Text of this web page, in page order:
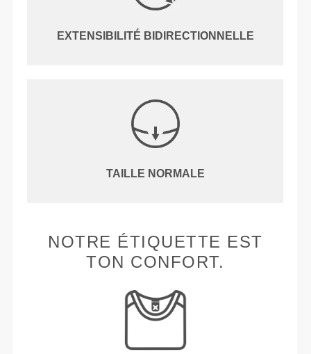
EXTENSIBILITÉ BIDIRECTIONNELLE
TAILLE NORMALE
NOTRE ÉTIQUETTE EST
TON CONFORT.